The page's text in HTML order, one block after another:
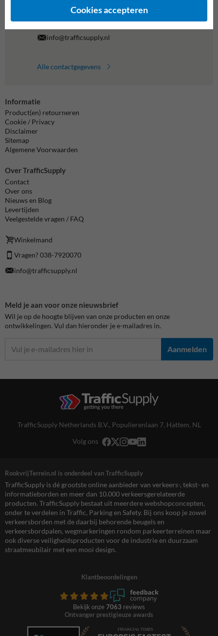
Chat met ons
info@trafficsupply.nl
Alle contactgegevens
Informatie
Product(en) retourneren
Cookie / Privacy
Disclaimer
Sitemap
Algemene Voorwaarden
Over TrafficSupply
Contact
Over ons
Nieuws en Blog
Levertijden
Veelgestelde vragen / FAQ
Winkelmand
Vragen? 038-7920070
info@trafficsupply.nl
Meld je aan voor onze nieuwsbrief
Wil je op de hoogte blijven van onze producten en onze
ontwikkelingen. Vul dan hieronder je e-mailadres in.
Aanmelden
TrafficSupply Netherlands B.V., Populierenlaan 7, Hattem, NL
Volg ons
RookvrijTerrein.nl is onderdeel van TrafficSupply
TrafficSupply is dé grootste online aanbieder van verkeers-, tekst- en
informatieborden en meer dan 10.000 verkeersgerelateerde
producten. TrafficSupply bestaat uit meerdere webshopconcepten,
onder te verdelen in Traffic, Parking en Safety. Bij ons koop je zowel
verkeersborden met de daarbij behorende beugels en
verkeersbordpalen, wegmarkeringen rondom parkeerterreinen maar
ook diverse veiligheidsproducten voor de industrie en duurzaam
straatmeubilair met een mooi design.
Klantbeoordelingen
Bekijk onze 7063 reviews
Ontvanger prestigieuze awards
Cookies accepteren